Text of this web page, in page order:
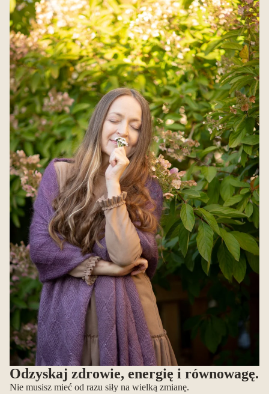
Odzyskaj zdrowie, energię i równowagę.
Nie musisz mieć od razu siły na wielką zmianę.